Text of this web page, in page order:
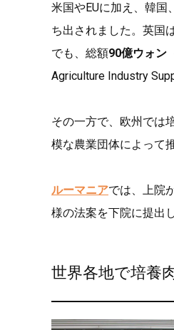
米国やEUに加え、韓
ち出されました。英国
でも、総額90億ウォン
Agriculture Industry
その一方で、欧州では
模な農業団体によって
ルーマニアでは、上院
様の法案を下院に提出
世界各地で培養